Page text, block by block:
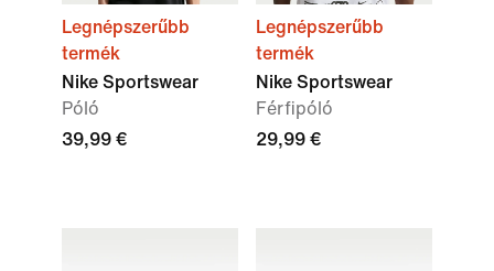
Legnépszerűbb
termék
Nike Sportswear
Póló
39,99 €
Legnépszerűbb
termék
Nike Sportswear
Férfipóló
29,99 €